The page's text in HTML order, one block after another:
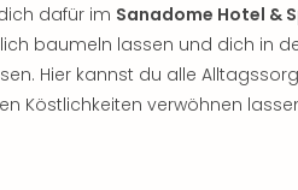
dafür im Sanadome Hotel &
baumeln lassen und dich in
Hier kannst du alle
Köstlichkeiten verwöhnen